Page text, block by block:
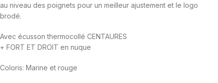
au niveau des poignets pour un meilleur ajustement et le logo
brodé.
Avec écusson thermocollé CENTAURES
+ FORT ET DROIT en nuque
Coloris: Marine et rouge